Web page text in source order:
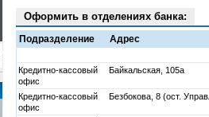
Оформить в отделениях банка:
Подразделение Адрес
Кредитно-кассовый
офис
Байкальская, 105а
Кредитно-кассовый
офис
Безбокова, 8 (ост.